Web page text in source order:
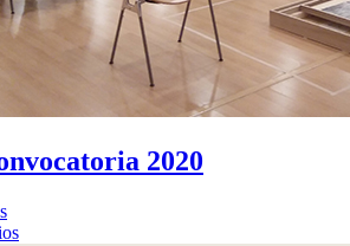
2020